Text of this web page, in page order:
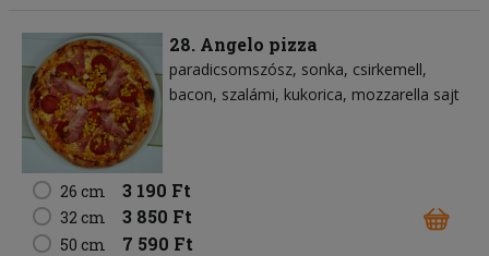
28. Angelo pizza
paradicsomszósz sonka csirkemell
bacon szalámi kukorica mozzarella sajt
26 cm 3 190 Ft
32 cm 3 850 Ft
50 cm 7 590 Ft